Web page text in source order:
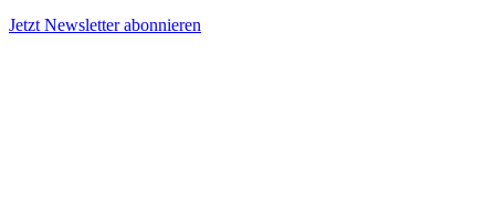
Jetzt Newsletter abonnieren